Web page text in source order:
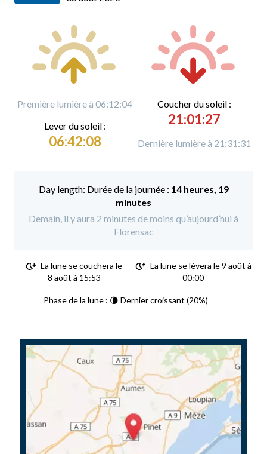
Première lumière à 06:12:04
Lever du soleil :
06:42:08
Coucher du soleil :
21:01:27
Dernière lumière à 21:31:31
Durée de la journée : 14 heures, 19
minutes
Demain, il y aura 2 minutes de moins qu’aujourd’hui à
Florensac
La lune se couchera le
8 août à 15:53
La lune se lèvera le 9 août à
00:00
Phase de la lune : 🌘 Dernier croissant (20%)